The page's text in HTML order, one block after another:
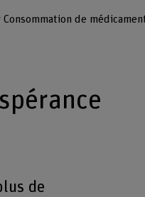
Consommation de
de